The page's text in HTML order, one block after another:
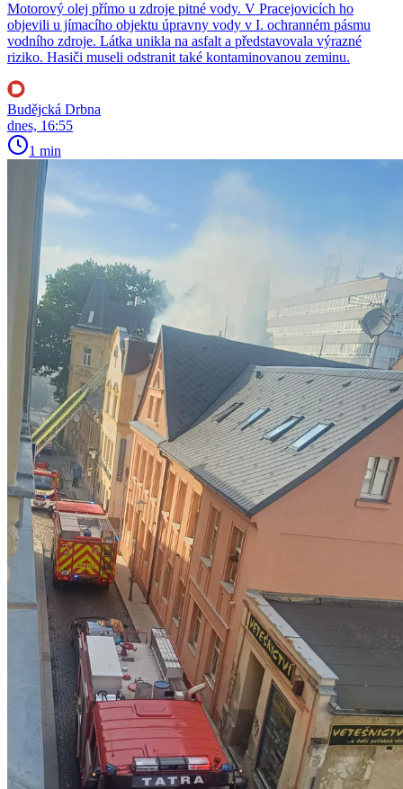
Motorový olej přímo u zdroje pitné vody. V Pracejovicích ho
objevili u jímacího objektu úpravny vody v I. ochranném pásmu
vodního zdroje. Látka unikla na asfalt a představovala výrazné
riziko. Hasiči museli odstranit také kontaminovanou zeminu.
Budějcká Drbna
dnes, 16:55
1 min